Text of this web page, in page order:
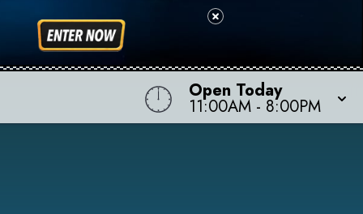
Open Today
11:00AM - 8:00PM